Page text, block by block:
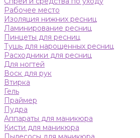
Рабочее место
Изоляция нижних ресниц
Ламинирование ресниц
Пинцеты для ресниц
Тушь для нарощенных ресниц
Расходники для ресниц
Для ногтей
Воск для рук
Втирка
Гель
Праймер
Пудра
Аппараты для маникюра
Кисти для маникюра